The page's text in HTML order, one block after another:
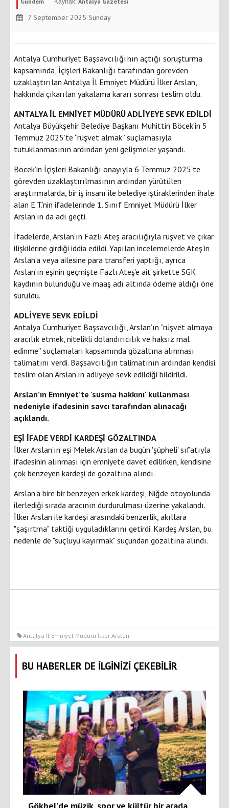
7 September 2025 Sunday
Antalya Cumhuriyet Başsavcılığı'nın açtığı soruşturma
kapsamında, İçişleri Bakanlığı tarafından görevden
uzaklaştırılan Antalya İl Emniyet Müdürü İlker Arslan,
hakkında çıkarılan yakalama kararı sonrası teslim oldu.
ANTALYA İL EMNİYET MÜDÜRÜ ADLİYEYE SEVK EDİLDİ
Antalya Büyükşehir Belediye Başkanı Muhittin Böcek’in 5
Temmuz 2025’te “rüşvet almak” suçlamasıyla
tutuklanmasının ardından yeni gelişmeler yaşandı.
Böcek’in İçişleri Bakanlığı onayıyla 6 Temmuz 2025’te
görevden uzaklaştırılmasının ardından yürütülen
araştırmalarda, bir iş insanı ile belediye iştiraklerinden ihale
alan E.T.’nin ifadelerinde 1. Sınıf Emniyet Müdürü İlker
Arslan’ın da adı geçti.
İfadelerde, Arslan’ın Fazlı Ateş aracılığıyla rüşvet ve çıkar
ilişkilerine girdiği iddia edildi. Yapılan incelemelerde Ateş’in
Arslan’a veya ailesine para transferi yaptığı, ayrıca
Arslan’ın eşinin geçmişte Fazlı Ateş’e ait şirkette SGK
kaydının bulunduğu ve maaş adı altında ödeme aldığı öne
sürüldü.
ADLİYEYE SEVK EDİLDİ
Antalya Cumhuriyet Başsavcılığı, Arslan’ın “rüşvet almaya
aracılık etmek, nitelikli dolandırıcılık ve haksız mal
edinme” suçlamaları kapsamında gözaltına alınması
talimatını verdi. Başsavcılığın talimatının ardından kendisi
teslim olan Arslan'ın adliyeye sevk edildiği bildirildi.
Arslan’ın Emniyet’te 'susma hakkını' kullanması
nedeniyle ifadesinin savcı tarafından alınacağı
açıklandı.
EŞİ İFADE VERDİ KARDEŞİ GÖZALTINDA
İlker Arslan'ın eşi Melek Arslan da bugün 'şüpheli' sıfatıyla
ifadesinin alınması için emniyete davet edilirken, kendisine
çok benzeyen kardeşi de gözaltına alındı.
Arslan'a bire bir benzeyen erkek kardeşi, Niğde otoyolunda
ilerlediği sırada aracının durdurulması üzerine yakalandı.
İlker Arslan ile kardeşi arasındaki benzerlik, akıllara
"şaşırtma" taktiği uyguladıklarını getirdi. Kardeş Arslan, bu
nedenle de "suçluyu kayırmak" suçundan gözaltına alındı.
Antalya İl Emniyet Müdürü İlker Arslan
BU HABERLER DE İLGİNİZİ ÇEKEBİLİR
Gökbel’de müzik, spor ve kültür bir arada